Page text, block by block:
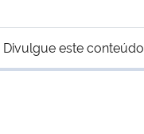
Divulgue este